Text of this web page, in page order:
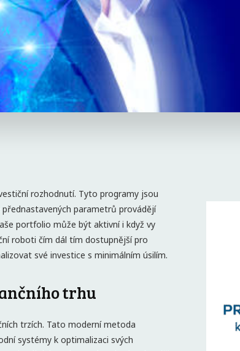
rozhodnutí. Tyto programy jsou
parametrů provádějí
portfolio může být aktivní i když vy
roboti čím dál tím dostupnější pro
své investice s minimálním úsilím.
trhu
trzích. Tato moderní metoda
systémy k optimalizaci svých